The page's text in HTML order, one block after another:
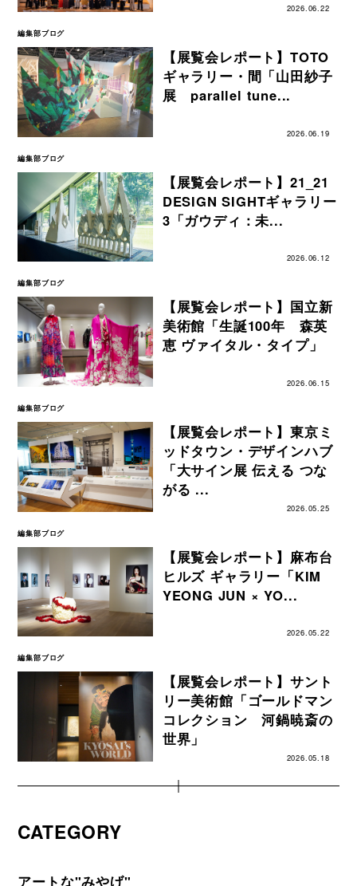
2026.06.22
編集部ブログ
【展覧会レポート】TOTO
ギャラリー・間「山田紗子
展 parallel tune...
2026.06.19
編集部ブログ
【展覧会レポート】21_21
DESIGN SIGHTギャラリー
3「ガウディ：未...
2026.06.12
編集部ブログ
【展覧会レポート】国立新
美術館「生誕100年 森英
恵 ヴァイタル・タイプ」
2026.06.15
編集部ブログ
【展覧会レポート】東京ミ
ッドタウン・デザインハブ
「大サイン展 伝える つな
がる ...
2026.05.25
編集部ブログ
【展覧会レポート】麻布台
ヒルズ ギャラリー「KIM
YEONG JUN × YO...
2026.05.22
編集部ブログ
【展覧会レポート】サント
リー美術館「ゴールドマン
コレクション 河鍋暁斎の
世界」
2026.05.18
CATEGORY
アートな"みやげ"